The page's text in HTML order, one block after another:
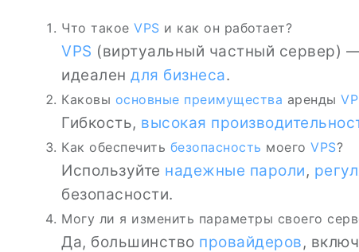
Что такое VPS и как он работает?
VPS (виртуальный частный сервер)
идеален для бизнеса.
Каковы основные преимущества аренды
Гибкость, высокая
Как обеспечить безопасность моего VPS?
Используйте надежные пароли,
безопасности.
Могу ли я изменить параметры своего
Да, большинство провайдеров,